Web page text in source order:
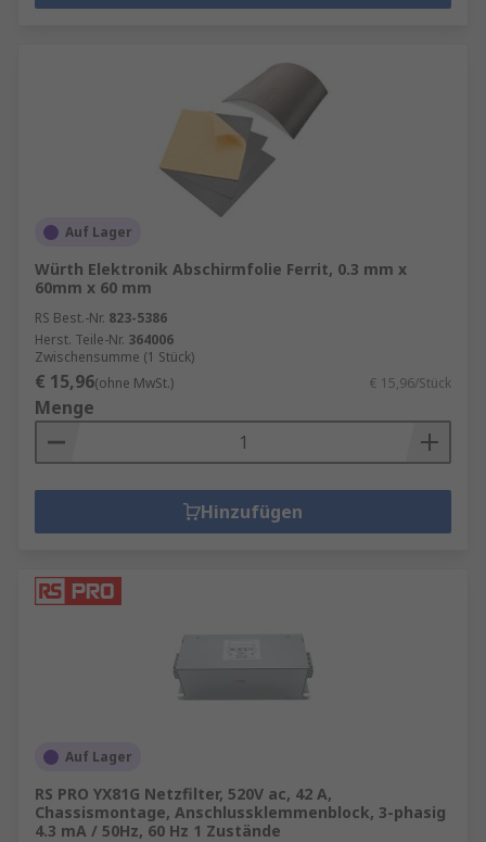
Auf Lager
Würth Elektronik Abschirmfolie Ferrit, 0.3 mm x
60mm x 60 mm
RS Best.-Nr. 823-5386
Herst. Teile-Nr. 364006
Zwischensumme (1 Stück)
€ 15,96(ohne MwSt.) € 15,96/Stück
Menge
Hinzufügen
Auf Lager
RS PRO YX81G Netzfilter, 520V ac, 42 A,
Chassismontage, Anschlussklemmenblock, 3-phasig
4.3 mA / 50Hz, 60 Hz 1 Zustände